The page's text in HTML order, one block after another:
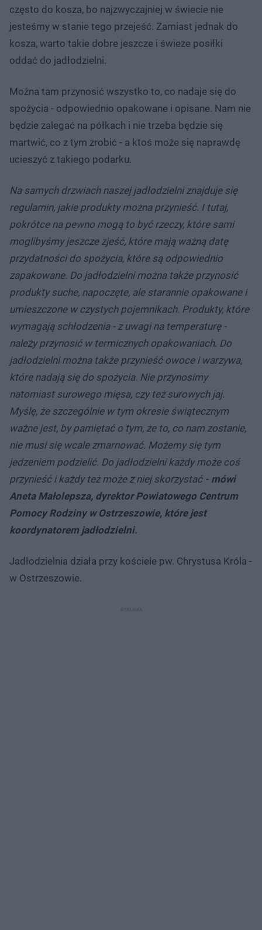
często do kosza, bo najzwyczajniej w świecie nie
jesteśmy w stanie tego przejeść. Zamiast jednak do
kosza, warto takie dobre jeszcze i świeże posiłki
oddać do jadłodzielni.
Można tam przynosić wszystko to, co nadaje się do
spożycia - odpowiednio opakowane i opisane. Nam nie
będzie zalegać na półkach i nie trzeba będzie się
martwić, co z tym zrobić - a ktoś może się naprawdę
ucieszyć z takiego podarku.
Na samych drzwiach naszej jadłodzielni znajduje się
regulamin, jakie produkty można przynieść. I tutaj,
pokrótce na pewno mogą to być rzeczy, które sami
moglibyśmy jeszcze zjeść, które mają ważną datę
przydatności do spożycia, które są odpowiednio
zapakowane. Do jadłodzielni można także przynosić
produkty suche, napoczęte, ale starannie opakowane i
umieszczone w czystych pojemnikach. Produkty, które
wymagają schłodzenia - z uwagi na temperaturę -
należy przynosić w termicznych opakowaniach. Do
jadłodzielni można także przynieść owoce i warzywa,
które nadają się do spożycia. Nie przynosimy
natomiast surowego mięsa, czy też surowych jaj.
Myślę, że szczególnie w tym okresie świątecznym
ważne jest, by pamiętać o tym, że to, co nam zostanie,
nie musi się wcale zmarnować. Możemy się tym
jedzeniem podzielić. Do jadłodzielni każdy może coś
przynieść i każdy też może z niej skorzystać - mówi
Aneta Małolepsza, dyrektor Powiatowego Centrum
Pomocy Rodziny w Ostrzeszowie, które jest
koordynatorem jadłodzielni.
Jadłodzielnia działa przy kościele pw. Chrystusa Króla -
w Ostrzeszowie.